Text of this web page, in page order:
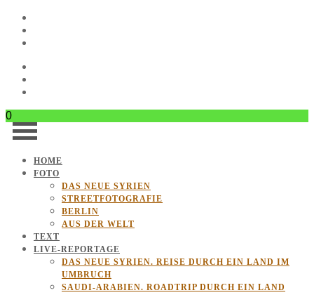
0
HOME
FOTO
DAS NEUE SYRIEN
STREETFOTOGRAFIE
BERLIN
AUS DER WELT
TEXT
LIVE-REPORTAGE
DAS NEUE SYRIEN. REISE DURCH EIN LAND IM
UMBRUCH
SAUDI-ARABIEN. ROADTRIP DURCH EIN LAND